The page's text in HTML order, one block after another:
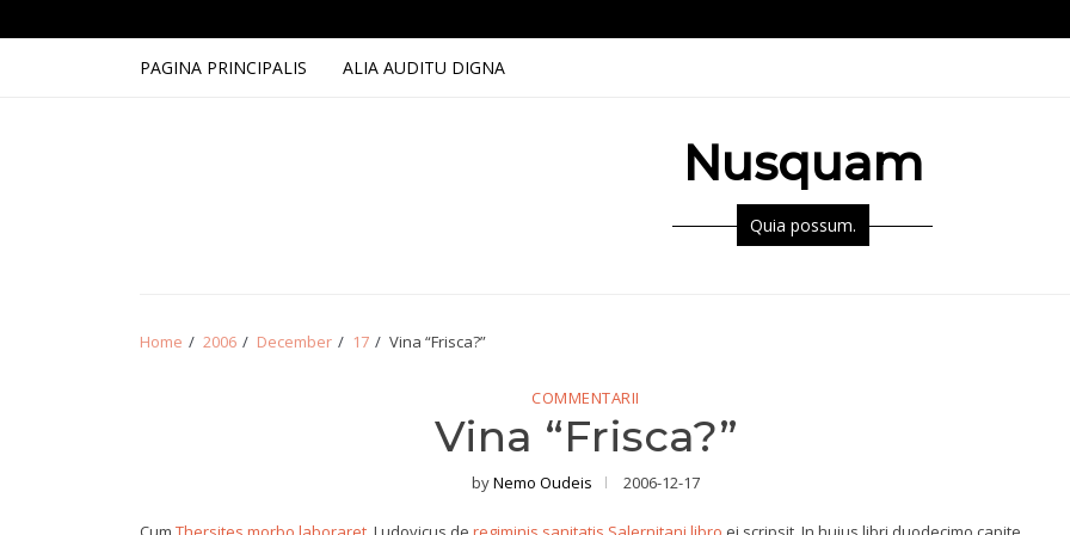
PAGINA PRINCIPALIS ALIA AUDITU DIGNA
Nusquam
Quia possum.
Home 2006 December 17 Vina “Frisca?”
COMMENTARII
Vina “Frisca?”
byNemo Oudeis 2006-12-17